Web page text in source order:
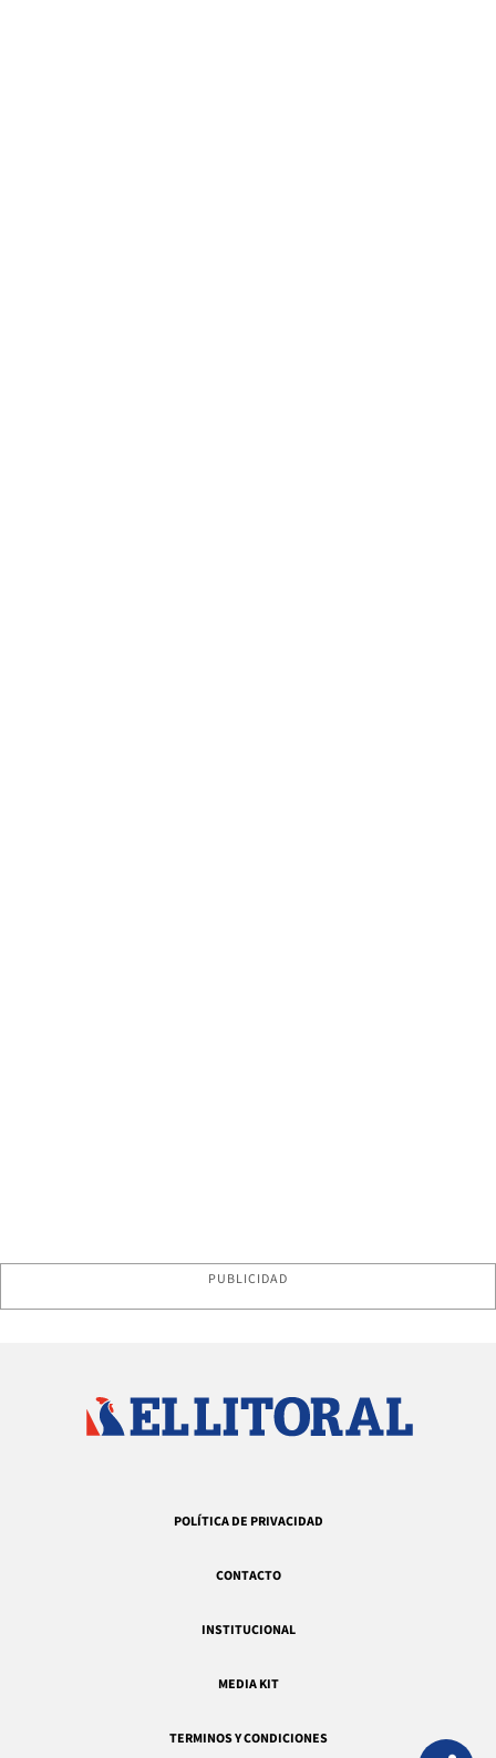
PUBLICIDAD
POLÍTICA DE PRIVACIDAD
CONTACTO
INSTITUCIONAL
MEDIA KIT
TERMINOS Y CONDICIONES